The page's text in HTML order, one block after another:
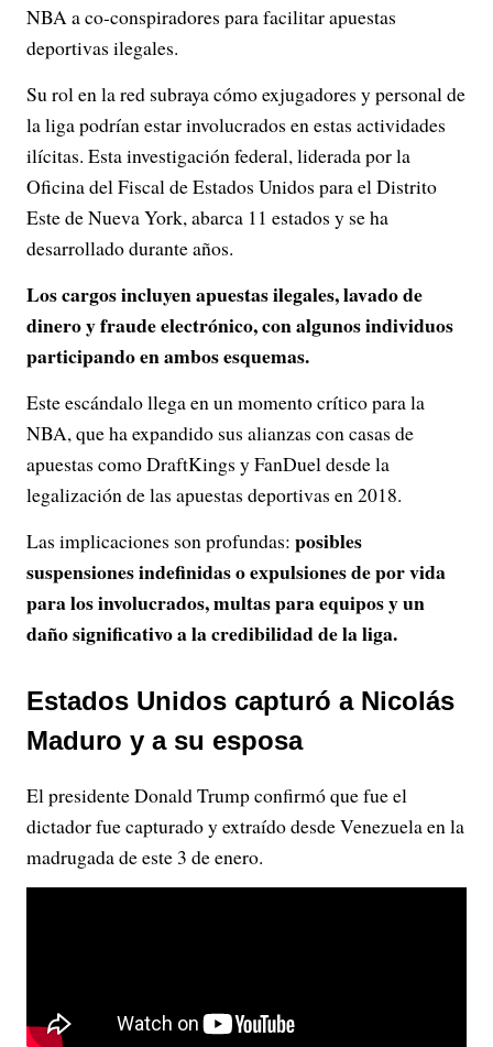
NBA a co-conspiradores para facilitar apuestas
deportivas ilegales.
Su rol en la red subraya cómo exjugadores y personal de
la liga podrían estar involucrados en estas actividades
ilícitas. Esta investigación federal, liderada por la
Oficina del Fiscal de Estados Unidos para el Distrito
Este de Nueva York, abarca 11 estados y se ha
desarrollado durante años.
Los cargos incluyen apuestas ilegales, lavado de
dinero y fraude electrónico, con algunos individuos
participando en ambos esquemas.
Este escándalo llega en un momento crítico para la
NBA, que ha expandido sus alianzas con casas de
apuestas como DraftKings y FanDuel desde la
legalización de las apuestas deportivas en 2018.
Las implicaciones son profundas: posibles
suspensiones indefinidas o expulsiones de por vida
para los involucrados, multas para equipos y un
daño significativo a la credibilidad de la liga.
Estados Unidos capturó a Nicolás
Maduro y a su esposa
El presidente Donald Trump confirmó que fue el
dictador fue capturado y extraído desde Venezuela en la
madrugada de este 3 de enero.